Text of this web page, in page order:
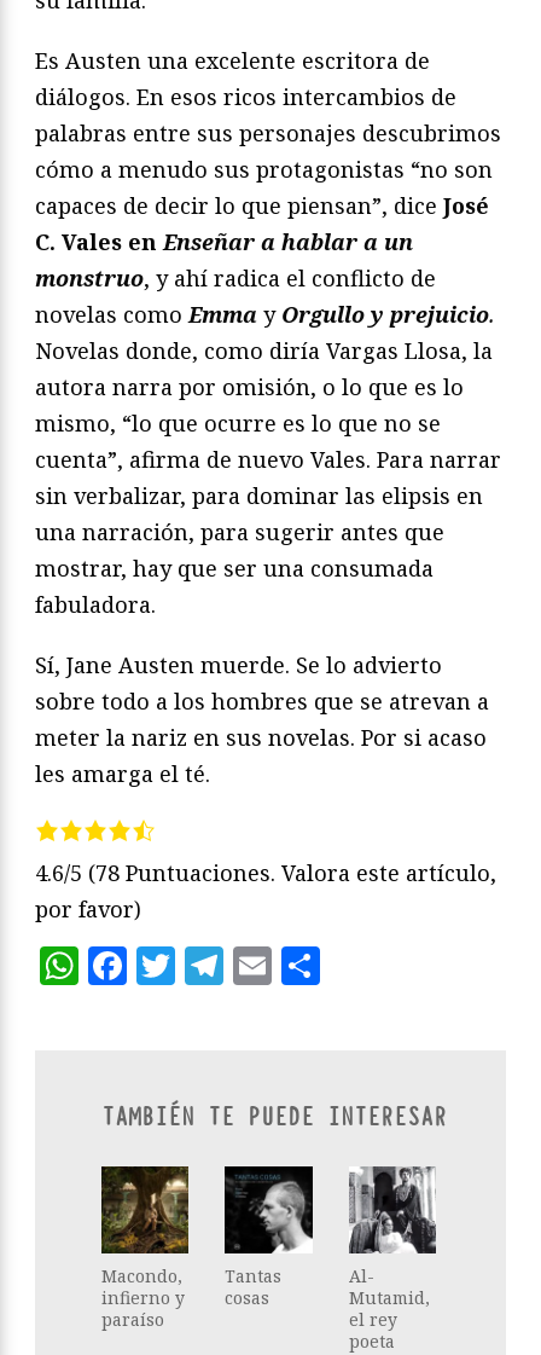
Es Austen una excelente escritora de
diálogos. En esos ricos intercambios de
palabras entre sus personajes descubrimos
cómo a menudo sus protagonistas “no son
capaces de decir lo que piensan”, dice José
C. Vales en Enseñar a hablar a un
monstruo, y ahí radica el conflicto de
novelas como Emma yOrgullo y prejuicio.
Novelas donde, como diría Vargas Llosa, la
autora narra por omisión, o lo que es lo
mismo, “lo que ocurre es lo que no se
cuenta”, afirma de nuevo Vales. Para narrar
sin verbalizar, para dominar las elipsis en
una narración, para sugerir antes que
mostrar, hay que ser una consumada
fabuladora.
Sí, Jane Austen muerde. Se lo advierto
sobre todo a los hombres que se atrevan a
meter la nariz en sus novelas. Por si acaso
les amarga el té.
4.6/5 (78 Puntuaciones. Valora este artículo,
por favor)
WhatsApp
Facebook
Twitter
Telegram
Email
TAMBIÉN TE PUEDE INTERESAR
Macondo,
infierno y
paraíso
Tantas
cosas
Al-
Mutamid,
el rey
poeta